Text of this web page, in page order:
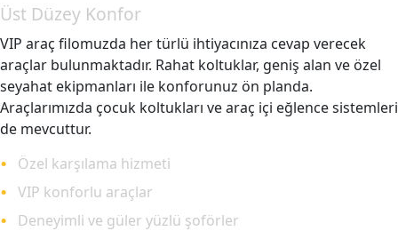
Üst Düzey Konfor
VIP araç filomuzda her türlü ihtiyacınıza cevap verecek
araçlar bulunmaktadır. Rahat koltuklar, geniş alan ve özel
seyahat ekipmanları ile konforunuz ön planda.
Araçlarımızda çocuk koltukları ve araç içi eğlence sistemleri
de mevcuttur.
Özel karşılama hizmeti
VIP konforlu araçlar
Deneyimli ve güler yüzlü şoförler